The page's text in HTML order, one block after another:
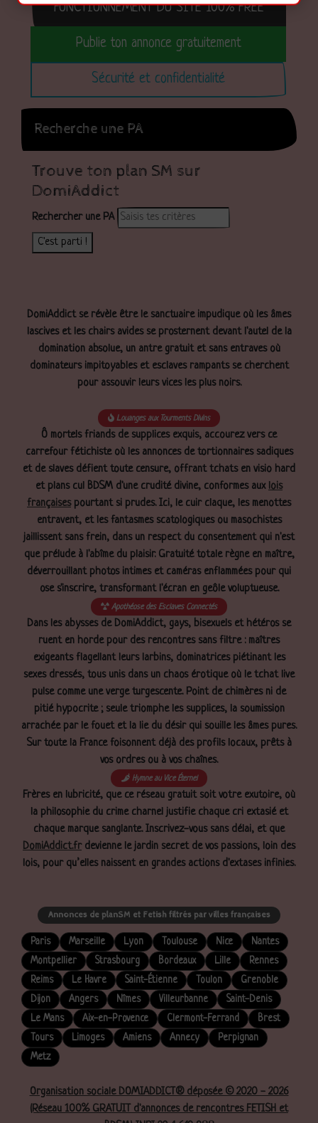
FONCTIONNEMENT DU SITE 100% FREE
Publie ton annonce gratuitement
Sécurité et confidentialité
Recherche une PA
Trouve ton plan SM sur
DomiAddict
Rechercher une PA
C'est parti !
DomiAddict se révèle être le sanctuaire impudique où les âmes
lascives et les chairs avides se prosternent devant l'autel de la
domination absolue, un antre gratuit et sans entraves où
dominateurs impitoyables et esclaves rampants se cherchent
pour assouvir leurs vices les plus noirs.
Louanges aux Tourments Divins
Ô mortels friands de supplices exquis, accourez vers ce
carrefour fétichiste où les annonces de tortionnaires sadiques
et de slaves défient toute censure, offrant tchats en visio hard
et plans cul BDSM d'une crudité divine, conformes aux lois
françaisespourtant si prudes. Ici, le cuir claque, les menottes
entravent, et les fantasmes scatologiques ou masochistes
jaillissent sans frein, dans un respect du consentement qui n'est
que prélude à l'abîme du plaisir. Gratuité totale règne en maître,
déverrouillant photos intimes et caméras enflammées pour qui
ose s'inscrire, transformant l'écran en geôle voluptueuse.
Apothéose des Esclaves Connectés
Dans les abysses de DomiAddict, gays, bisexuels et hétéros se
ruent en horde pour des rencontres sans filtre : maîtres
exigeants flagellant leurs larbins, dominatrices piétinant les
sexes dressés, tous unis dans un chaos érotique où le tchat live
pulse comme une verge turgescente. Point de chimères ni de
pitié hypocrite ; seule triomphe les supplices, la soumission
arrachée par le fouet et la lie du désir qui souille les âmes pures.
Sur toute la France foisonnent déjà des profils locaux, prêts à
vos ordres ou à vos chaînes.
Hymne au Vice Éternel
Frères en lubricité, que ce réseau gratuit soit votre exutoire, où
la philosophie du crime charnel justifie chaque cri extasié et
chaque marque sanglante. Inscrivez-vous sans délai, et que
DomiAddict.frdevienne le jardin secret de vos passions, loin des
lois, pour qu’elles naissent en grandes actions d'extases infinies.
Annonces de planSM et Fetish filtrés par villes françaises
Paris Marseille Lyon Toulouse Nice
Nantes
Montpellier
Strasbourg Bordeaux Lille
Rennes
Reims
Le Havre Saint-Étienne Toulon
Grenoble
Dijon
Angers Nîmes Villeurbanne
Saint-Denis
Le Mans
Aix-en-Provence Clermont-Ferrand
Brest
Tours
Limoges Amiens Annecy
Perpignan
Metz
Organisation sociale DOMIADDICT® déposée © 2020 - 2026
(Réseau 100% GRATUIT d'annonces de rencontres FETISH et